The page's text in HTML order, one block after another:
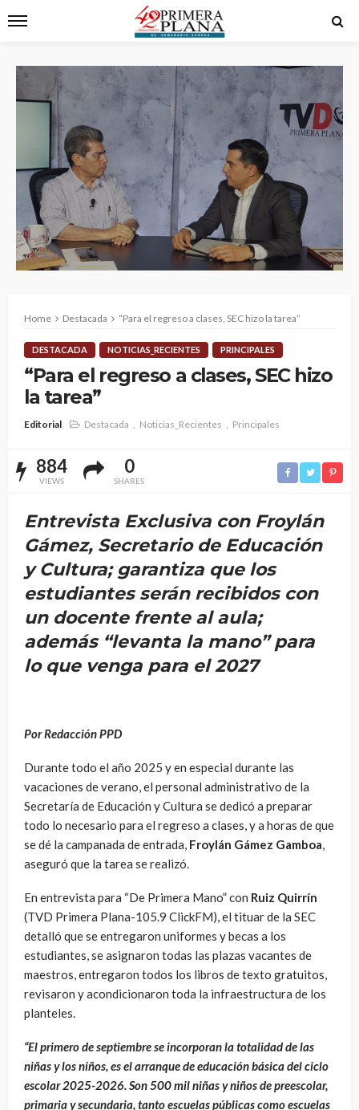
Home Destacada “Para el regreso a clases, SEC hizo la tarea”
DESTACADA NOTICIAS_RECIENTES PRINCIPALES
“Para el regreso a clases, SEC hizo
la tarea”
Editorial Destacada Noticias_Recientes Principales
884
VIEWS
0
SHARES
Entrevista Exclusiva con Froylán
Gámez, Secretario de Educación
y Cultura; garantiza que los
estudiantes serán recibidos con
un docente frente al aula;
además “levanta la mano” para
lo que venga para el 2027
Por Redacción PPD
Durante todo el año 2025 y en especial durante las
vacaciones de verano, el personal administrativo de la
Secretaría de Educación y Cultura se dedicó a preparar
todo lo necesario para el regreso a clases, y a horas de que
se dé la campanada de entrada, Froylán Gámez Gamboa,
aseguró que la tarea se realizó.
En entrevista para “De Primera Mano” con Ruiz Quirrín
(TVD Primera Plana-105.9 ClickFM), el tituar de la SEC
detalló que se entregaron uniformes y becas a los
estudiantes, se asignaron todas las plazas vacantes de
maestros, entregaron todos los libros de texto gratuitos,
revisaron y acondicionaron toda la infraestructura de los
planteles.
“El primero de septiembre se incorporan la totalidad de las
niñas y los niños, es el arranque de educación básica del ciclo
escolar 2025-2026. Son 500 mil niñas y niños de preescolar,
primaria y secundaria, tanto escuelas públicas como escuelas